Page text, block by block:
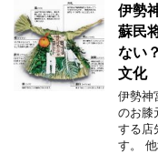
伊勢
蘇民
ない
文化
伊勢
のお膝
する店
す。